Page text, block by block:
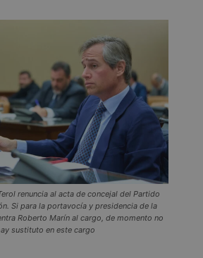
renuncia al acta de concejal del Partido
Si para la portavocía y presidencia de la
Roberto Marín al cargo, de momento no
sustituto en este cargo